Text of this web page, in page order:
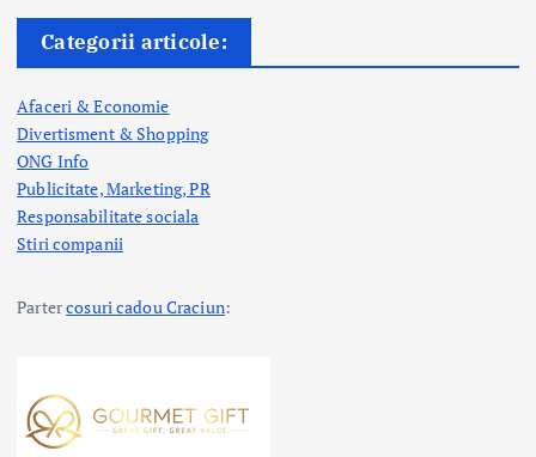
Categorii articole:
Afaceri & Economie
Divertisment & Shopping
ONG Info
Publicitate, Marketing, PR
Responsabilitate sociala
Stiri companii
Partercosuri cadou Craciun: